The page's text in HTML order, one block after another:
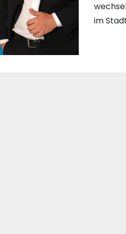
im